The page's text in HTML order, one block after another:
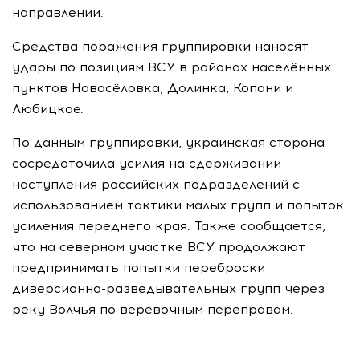
направлении.
Средства поражения группировки наносят
удары по позициям ВСУ в районах населённых
пунктов Новосёловка, Долинка, Копани и
Любицкое.
По данным группировки, украинская сторона
сосредоточила усилия на сдерживании
наступления российских подразделений с
использованием тактики малых групп и попыток
усиления переднего края. Также сообщается,
что на северном участке ВСУ продолжают
предпринимать попытки переброски
диверсионно-разведывательных групп через
реку Волчья по верёвочным переправам.